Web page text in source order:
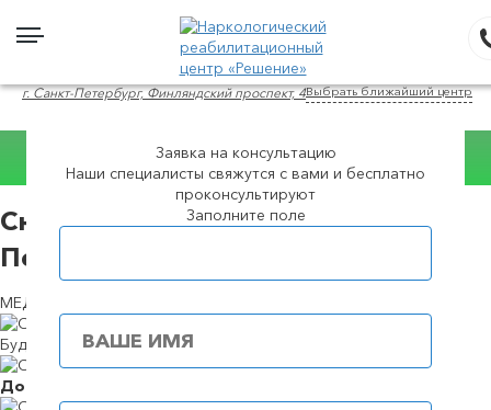
г. Санкт-Петербург, Финляндский проспект, 4Выбрать ближайший центр
WhatsApp
Снятие ломки в в Санкт-
Петербурге
МЕДИКАМЕНТОЗНЫЕ И ПСИХОТЕРАПЕВТИЧЕСКИЕ СПОСОБЫ
Будем в течение39 минут
Доступные
Заявка на консультацию
Наши специалисты свяжутся с вами и бесплатно
проконсультируют
Заполните поле